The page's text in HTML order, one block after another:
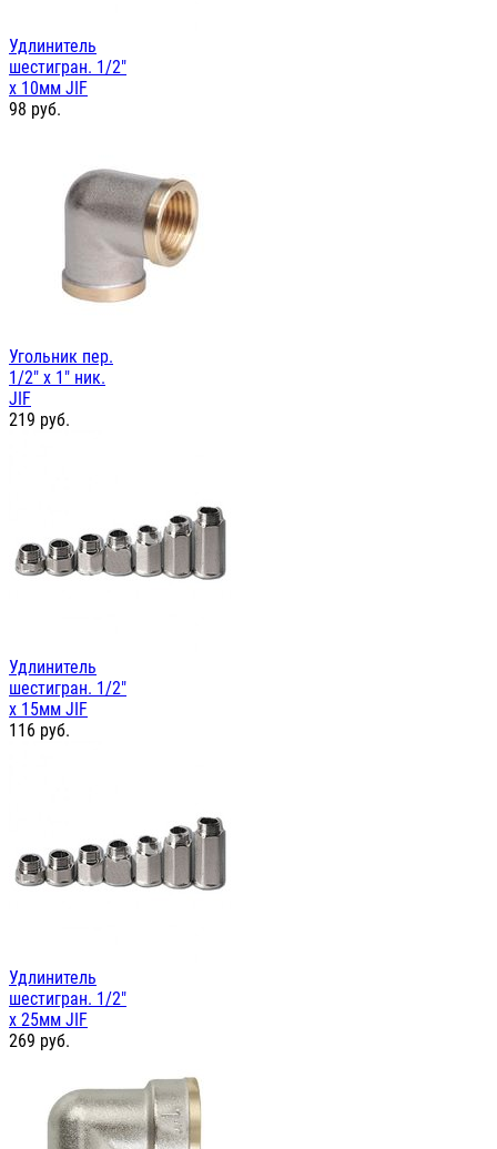
Удлинитель
шестигран. 1/2"
х 10мм JIF
98 руб.
Угольник пер.
1/2" х 1" ник.
JIF
219 руб.
Удлинитель
шестигран. 1/2"
х 15мм JIF
116 руб.
Удлинитель
шестигран. 1/2"
х 25мм JIF
269 руб.